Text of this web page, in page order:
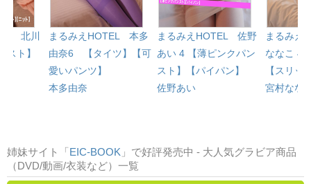
北川
ト】
まるみえHOTEL 本多
由奈6 【タイツ】【可
愛いパンツ】
本多由奈
まるみえHOTEL 佐野
あい 4 【薄ピンクパン
スト】【パイパン】
佐野あい
まるみえ
ななこ 4
【スリッ
宮村なな
姉妹サイト「EIC-BOOK 」で好評発売中 - 大人気グラビア商品
（DVD/動画/衣装など）一覧